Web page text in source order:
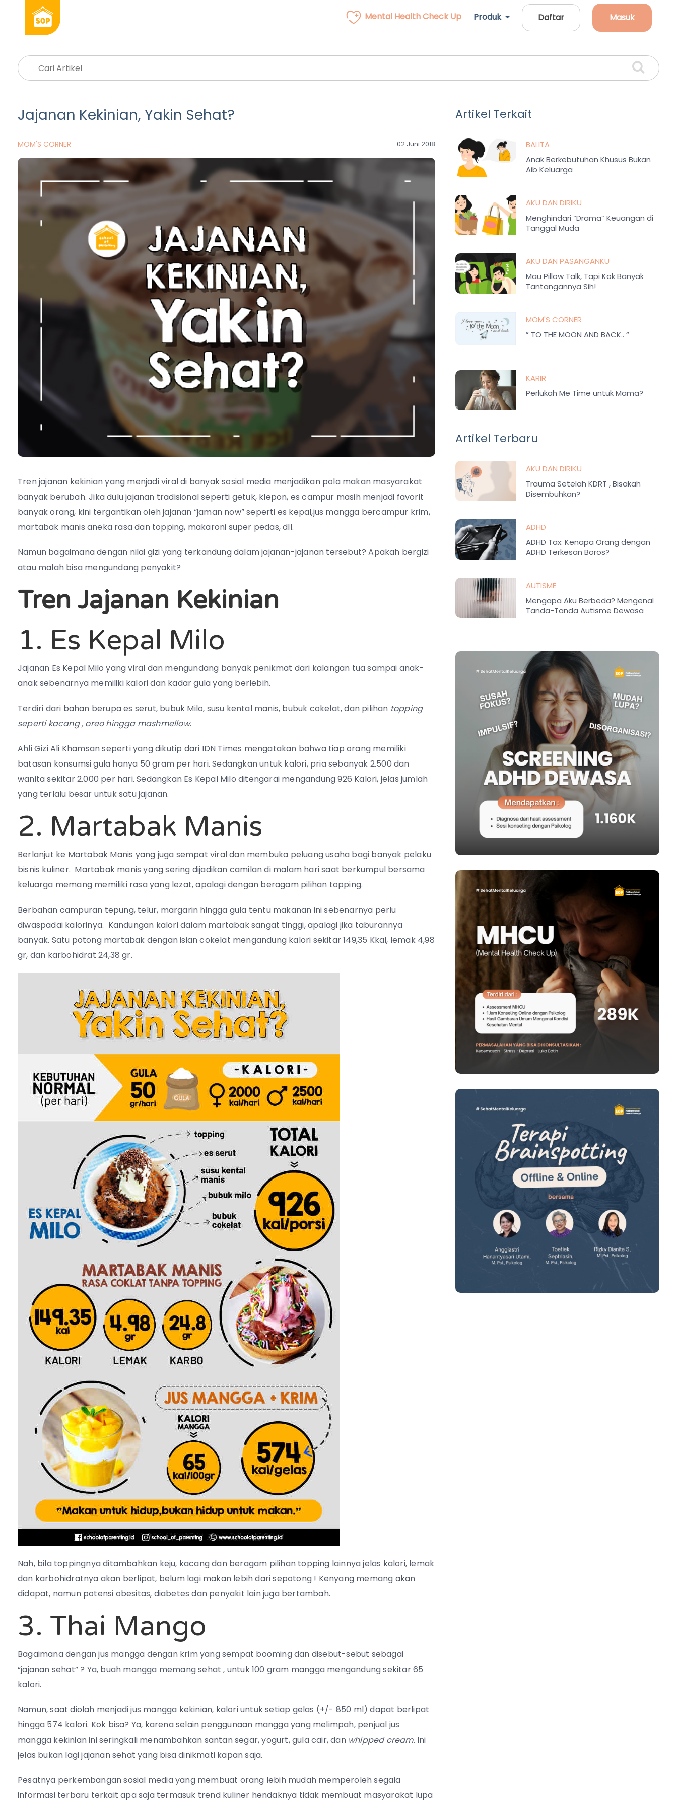
Mental Health Check Up Produk Daftar Masuk
Jajanan Kekinian, Yakin Sehat?
MOM'S CORNER 02 Juni 2018
Tren jajanan kekinian yang menjadi viral di banyak sosial media menjadikan pola makan masyarakat
banyak berubah. Jika dulu jajanan tradisional seperti getuk, klepon, es campur masih menjadi favorit
banyak orang, kini tergantikan oleh jajanan “jaman now” seperti es kepal,jus mangga bercampur krim,
martabak manis aneka rasa dan topping, makaroni super pedas, dll.
Namun bagaimana dengan nilai gizi yang terkandung dalam jajanan-jajanan tersebut? Apakah bergizi
atau malah bisa mengundang penyakit?
Tren Jajanan Kekinian
1. Es Kepal Milo
Jajanan Es Kepal Milo yang viral dan mengundang banyak penikmat dari kalangan tua sampai anak-
anak sebenarnya memiliki kalori dan kadar gula yang berlebih.
Terdiri dari bahan berupa es serut, bubuk Milo, susu kental manis, bubuk cokelat, dan pilihan topping
seperti kacang , oreo hingga mashmellow.
Ahli Gizi Ali Khamsan seperti yang dikutip dari IDN Times mengatakan bahwa tiap orang memiliki
batasan konsumsi gula hanya 50 gram per hari. Sedangkan untuk kalori, pria sebanyak 2.500 dan
wanita sekitar 2.000 per hari. Sedangkan Es Kepal Milo ditengarai mengandung 926 Kalori, jelas jumlah
yang terlalu besar untuk satu jajanan.
2. Martabak Manis
Berlanjut ke Martabak Manis yang juga sempat viral dan membuka peluang usaha bagi banyak pelaku
bisnis kuliner. Martabak manis yang sering dijadikan camilan di malam hari saat berkumpul bersama
keluarga memang memiliki rasa yang lezat, apalagi dengan beragam pilihan topping.
Berbahan campuran tepung, telur, margarin hingga gula tentu makanan ini sebenarnya perlu
diwaspadai kalorinya. Kandungan kalori dalam martabak sangat tinggi, apalagi jika taburannya
banyak. Satu potong martabak dengan isian cokelat mengandung kalori sekitar 149,35 Kkal, lemak 4,98
gr, dan karbohidrat 24,38 gr.
Nah, bila toppingnya ditambahkan keju, kacang dan beragam pilihan topping lainnya jelas kalori, lemak
dan karbohidratnya akan berlipat, belum lagi makan lebih dari sepotong ! Kenyang memang akan
didapat, namun potensi obesitas, diabetes dan penyakit lain juga bertambah.
3. Thai Mango
Bagaimana dengan jus mangga dengan krim yang sempat booming dan disebut-sebut sebagai
“jajanan sehat” ? Ya, buah mangga memang sehat , untuk100 gram mangga mengandung sekitar 65
kalori.
Namun, saat diolah menjadi jus mangga kekinian, kalori untuk setiap gelas (+/- 850 ml) dapat berlipat
hingga 574 kalori. Kok bisa? Ya, karena selain penggunaan mangga yang melimpah, penjual jus
mangga kekinian ini seringkali menambahkan santan segar, yogurt, gula cair, danwhipped cream. Ini
jelas bukan lagi jajanan sehat yang bisa dinikmati kapan saja.
Pesatnya perkembangan sosial media yang membuat orang lebih mudah memperoleh segala
informasi terbaru terkait apa saja termasuk trend kuliner hendaknya tidak membuat masyarakat lupa
Artikel Terkait
BALITA
Anak Berkebutuhan Khusus Bukan
Aib Keluarga
AKU DAN DIRIKU
Menghindari “Drama” Keuangan di
Tanggal Muda
AKU DAN PASANGANKU
Mau Pillow Talk, Tapi Kok Banyak
Tantangannya Sih!
MOM'S CORNER
” TO THE MOON AND BACK.. “
KARIR
Perlukah Me Time untuk Mama?
Artikel Terbaru
AKU DAN DIRIKU
Trauma Setelah KDRT , Bisakah
Disembuhkan?
ADHD
ADHD Tax: Kenapa Orang dengan
ADHD Terkesan Boros?
AUTISME
Mengapa Aku Berbeda? Mengenal
Tanda-Tanda Autisme Dewasa